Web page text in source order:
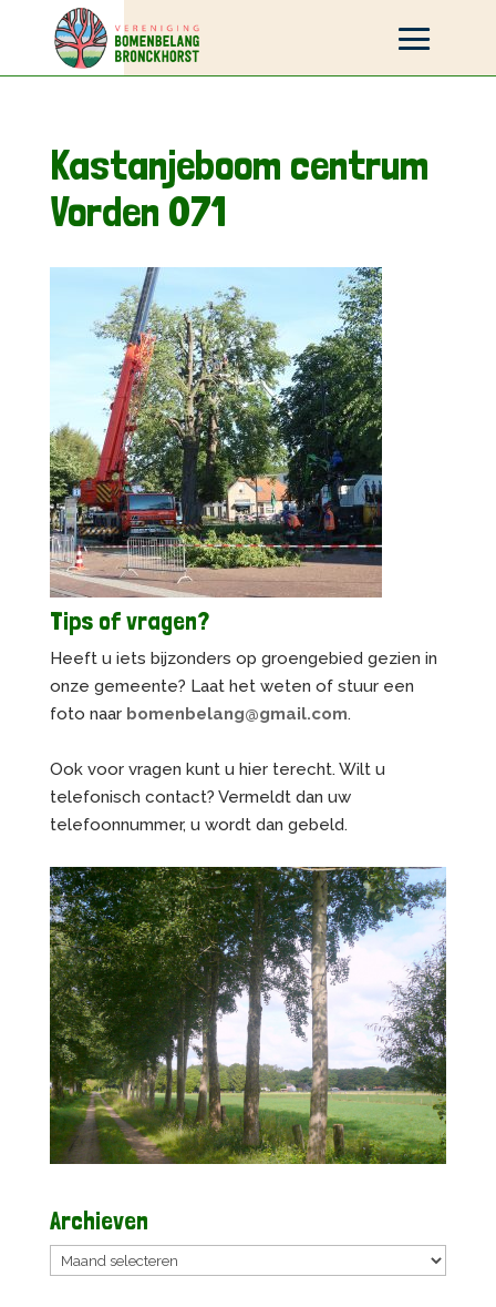
Kastanjeboom centrum
Vorden 071
Tips of vragen?
Heeft u iets bijzonders op groengebied gezien in
onze gemeente? Laat het weten of stuur een
foto naar bomenbelang@gmail.com.
Ook voor vragen kunt u hier terecht. Wilt u
telefonisch contact? Vermeldt dan uw
telefoonnummer, u wordt dan gebeld.
Archieven
Archieven